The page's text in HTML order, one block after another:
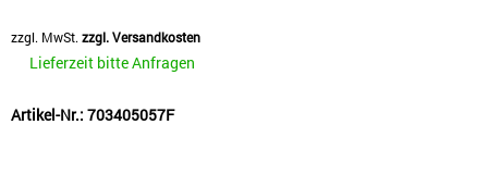
zzgl. MwSt. zzgl. Versandkosten
Lieferzeit bitte Anfragen
Artikel-Nr.: 703405057F